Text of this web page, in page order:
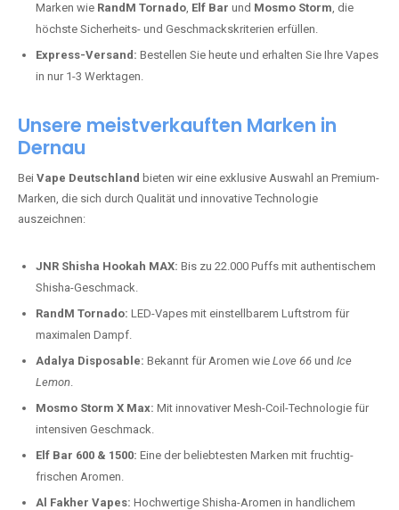
Marken wie RandM Tornado, Elf Bar und Mosmo Storm, die
höchste Sicherheits- und Geschmackskriterien erfüllen.
Express-Versand: Bestellen Sie heute und erhalten Sie Ihre Vapes
in nur 1-3 Werktagen.
Unsere meistverkauften Marken in
Dernau
Bei Vape Deutschland bieten wir eine exklusive Auswahl an Premium-
Marken, die sich durch Qualität und innovative Technologie
auszeichnen:
JNR Shisha Hookah MAX: Bis zu 22.000 Puffs mit authentischem
Shisha-Geschmack.
RandM Tornado: LED-Vapes mit einstellbarem Luftstrom für
maximalen Dampf.
Adalya Disposable: Bekannt für Aromen wie Love 66 und Ice
Lemon.
Mosmo Storm X Max: Mit innovativer Mesh-Coil-Technologie für
intensiven Geschmack.
Elf Bar 600 & 1500: Eine der beliebtesten Marken mit fruchtig-
frischen Aromen.
Al Fakher Vapes: Hochwertige Shisha-Aromen in handlichem